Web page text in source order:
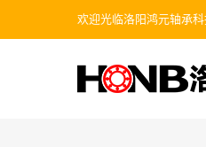
欢迎光临洛阳鸿元轴承科